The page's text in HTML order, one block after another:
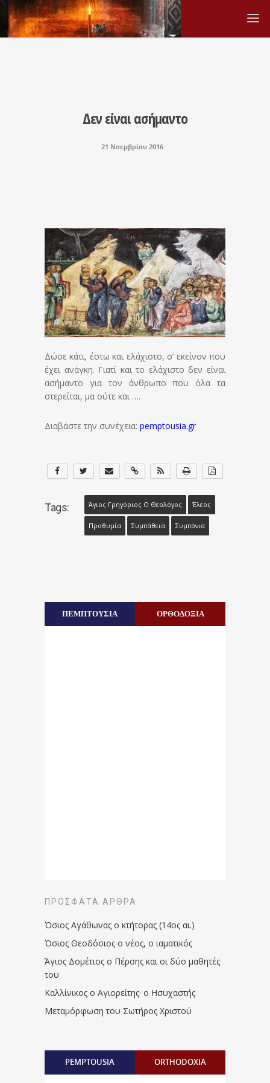
Δεν είναι ασήμαντο
21 Νοεμβρίου 2016
Δώσε κάτι, έστω και ελάχιστο, σ’ εκείνον που
έχει ανάγκη. Γιατί και το ελάχιστο δεν είναι
ασήμαντο για τον άνθρωπο που όλα τα
στερείται, μα ούτε και ….
Διαβάστε την συνέχεια: pemptousia.gr
Tags: Άγιος Γρηγόριος Ο Θεολόγος Έλεος
Προθυμία Συμπάθεια Συμπόνια
ΠΕΜΠΤΟΥΣΙΑ ΟΡΘΟΔΟΞΙΑ
ΠΡΌΣΦΑΤΑ ΆΡΘΡΑ
Όσιος Αγάθωνας ο κτήτορας (14ος αι.)
Όσιος Θεοδόσιος ο νέος, ο ιαματικός
Άγιος Δομέτιος ο Πέρσης και οι δύο μαθητές
του
Καλλίνικος ο Αγιορείτης · ο Ησυχαστής
Μεταμόρφωση του Σωτήρος Χριστού
PEMPTOUSIA ORTHODOXIA